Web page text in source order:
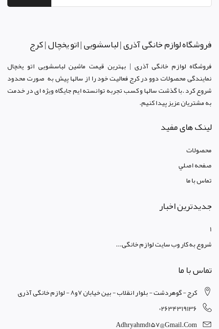
فروشگاه لوازم خانگی آذری | لباسشویی | اتو یخچال | کرج
فروشگاه لوازم خانگی آذری | بهترین قیمت ماشین لباسشویی اتو یخچال
نمایندگی محصولات دوو در کرجفعالیت خود را از سالها پیش به صورت محدود
شروع کرد .با گذشت سالها و کسب تجربه توانسته ایم جایگاه ویژه ای در خدمت
به مشتریان عزیز پیدا کنیم.
لینک های مفید
محصولات
صفحه اصلي
تماس با ما
جدیدترین اخبار
1
شروع به کار وب سایت لوازم خانگی...
تماس با ما
کرج - گوهردشت - بلوار انقلاب - بین خیابان 7و8 - لوازم خانگی آذری
02634319136
Adhryahmd157@gmail.com